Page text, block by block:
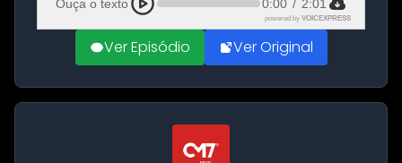
Ouça o texto 0:00 / 2:01
powered by VOICEXPRESS
Ver Episódio Ver Original